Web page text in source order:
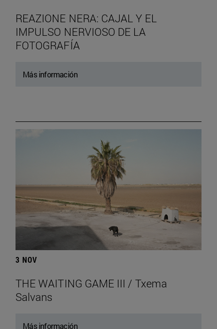
REAZIONE NERA: CAJAL Y EL
IMPULSO NERVIOSO DE LA
FOTOGRAFÍA
Más información
3 NOV
THE WAITING GAME III / Txema
Salvans
Más información